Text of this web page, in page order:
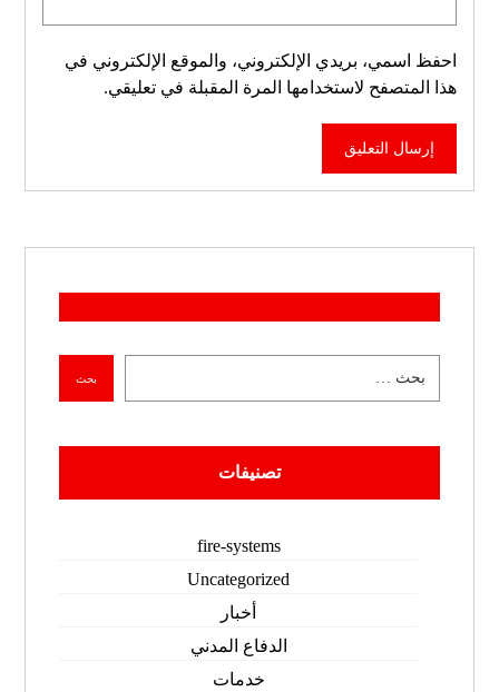
احفظ اسمي، بريدي الإلكتروني، والموقع الإلكتروني في
هذا المتصفح لاستخدامها المرة المقبلة في تعليقي.
تصنيفات
fire-systems
Uncategorized
أخبار
الدفاع المدني
خدمات